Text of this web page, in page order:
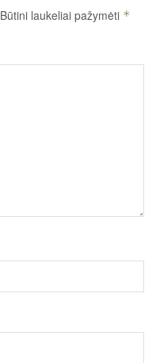
Būtini laukeliai pažymėti *